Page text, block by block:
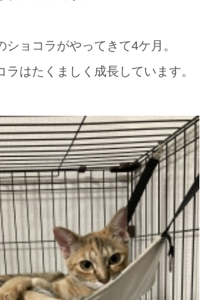
ョコラがやってきて4ケ月。
はたくましく成長しています。